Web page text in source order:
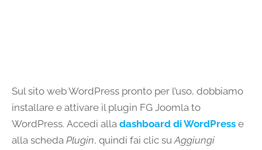
Sul sito web WordPress pronto per l’uso, dobbiamo
installare e attivare il plugin FG Joomla to
WordPress. Accedi alla dashboard di WordPress e
alla scheda Plugin, quindi fai clic suAggiungi